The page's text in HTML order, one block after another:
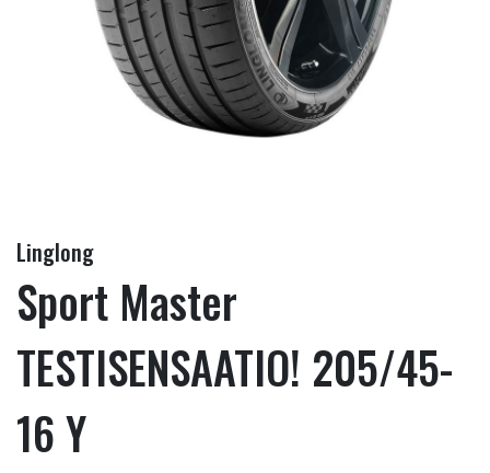
Linglong
Sport Master
TESTISENSAATIO! 205/45-
16 Y